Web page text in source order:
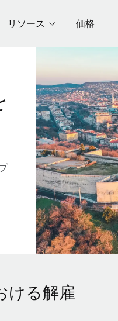
リソース 価格
ける解雇